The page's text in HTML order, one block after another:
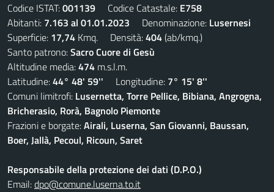
Codice ISTAT:001139 Codice Catastale: E758
Abitanti: 7.163 al 01.01.2023 Denominazione: Lusernesi
Superficie: 17,74 Kmq. Densità:404(ab/kmq.)
Santo patrono:Sacro Cuore di Gesù
Altitudine media:474 m.s.l.m.
Latitudine:44° 48' 59'' Longitudine: 7° 15' 8''
Comuni limitrofi: Lusernetta, Torre Pellice, Bibiana, Angrogna,
Bricherasio, Rorà, Bagnolo Piemonte
Frazioni e borgate:Airali, Luserna, San Giovanni, Baussan,
Boer, Jallà, Pecoul, Ricoun, Saret
Responsabile della protezione dei dati (D.P.O.)
Email:dpo@comune.luserna.to.it